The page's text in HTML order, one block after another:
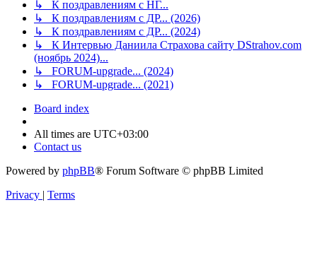
↳ К поздравлениям с НГ...
↳ К поздравлениям с ДР... (2026)
↳ К поздравлениям с ДР... (2024)
↳ К Интервью Даниила Страхова сайту DStrahov.com
(ноябрь 2024)...
↳ FORUM-upgrade... (2024)
↳ FORUM-upgrade... (2021)
Board index
All times are UTC+03:00
Contact us
Powered by phpBB® Forum Software © phpBB Limited
Privacy | Terms